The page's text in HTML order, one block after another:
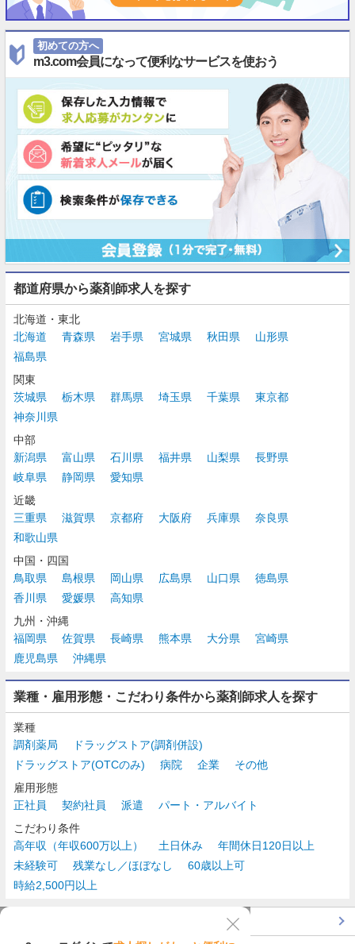
初めての方へ
m3.com会員になって便利なサービスを使おう
都道府県から薬剤師求人を探す
北海道・東北
北海道
青森県 岩手県 宮城県 秋田県
山形県
福島県
関東
茨城県
栃木県 群馬県 埼玉県 千葉県
東京都
神奈川県
中部
新潟県
富山県 石川県 福井県 山梨県
長野県
岐阜県
静岡県
愛知県
近畿
三重県
滋賀県 京都府 大阪府 兵庫県
奈良県
和歌山県
中国・四国
鳥取県
島根県 岡山県 広島県 山口県
徳島県
香川県
愛媛県
高知県
九州・沖縄
福岡県
佐賀県 長崎県 熊本県 大分県
宮崎県
鹿児島県
沖縄県
業種・雇用形態・こだわり条件から薬剤師求人を探す
業種
調剤薬局
ドラッグストア(調剤併設)
ドラッグストア(OTCのみ)
病院 企業
その他
雇用形態
正社員
契約社員 派遣
パート・アルバイト
こだわり条件
高年収（年収600万以上）
土日休み
年間休日120日以上
未経験可
残業なし／ほぼなし
60歳以上可
時給2,500円以上